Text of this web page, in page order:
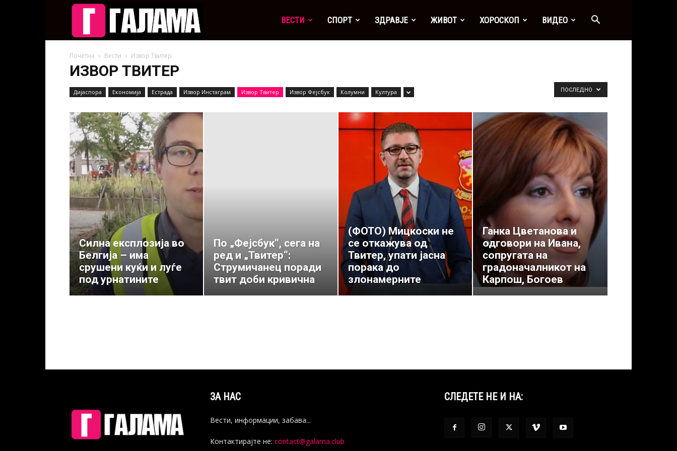
ВЕСТИ СПОРТ ЗДРАВЈЕ ЖИВОТ ХОРОСКОП ВИДЕО
Почетна Вести Извор Твитер
ИЗВОР ТВИТЕР
Дијаспора Економија Естрада Извор Инстаграм Извор Твитер Извор Фејсбук Колумни Култура ПОСЛЕДНО
Силна експлозија во
Белгија – има
срушени куќи и луѓе
под урнатините
По „Фејсбук“, сега на
ред и „Твитер“:
Струмичанец поради
твит доби кривична
(ФОТО) Мицкоски не
се откажува од
Твитер, упати јасна
порака до
злонамерните
Ганка Цветанова и
одговори на Ивана,
сопругата на
градоначалникот на
Карпош, Богоев
ЗА НАС
Вести, информации, забава...
Контактирајте не: contact@galama.club
СЛЕДЕТЕ НЕ И НА: